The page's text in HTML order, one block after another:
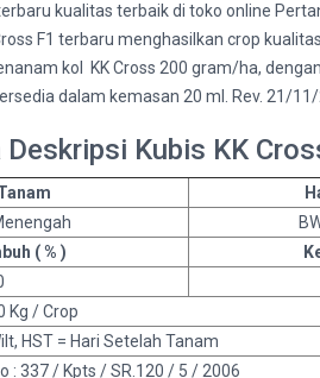
kualitas terbaik di toko online
F1 terbaru menghasilkan crop
kol KK Cross 200 gram/ha,
dalam kemasan 20 ml. Rev. 21/11/
Kubis KK
( % )
Kg / Crop
HST = Hari Setelah Tanam
: 337 / Kpts / SR.120 / 5 / 2006